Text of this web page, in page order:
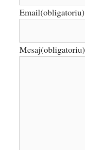
Email(obligatoriu)
Mesaj(obligatoriu)